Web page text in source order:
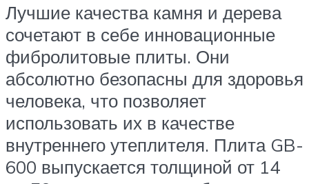
Лучшие качества камня и дерева
сочетают в себе инновационные
фибролитовые плиты. Они
абсолютно безопасны для здоровья
человека, что позволяет
использовать их в качестве
внутреннего утеплителя. Плита GB-
600 выпускается толщиной от 14